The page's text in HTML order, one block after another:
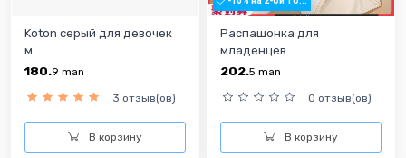
Koton серый для девочек
м...
180.9 man
3 отзыв(ов)
В корзину
Распашонка для
младенцев
202.5 man
0 отзыв(ов)
В корзину